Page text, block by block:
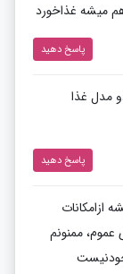
میشه غذاخورد
پاسخ دهید
مدل غذا
پاسخ دهید
ازامکانات
عموم، ممنونم